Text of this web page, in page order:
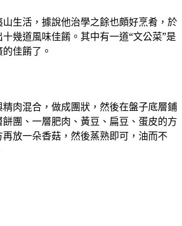
生活，據說他治學之餘也頗好烹肴，於
幾道風味佳餚。 其中有一道“文公菜”是
佳餚了。
肉混合，做成團狀，然後在盤子底層鋪
團、一層肥肉、黃豆、扁豆、蛋皮的方
放一朵香菇，然後蒸熟即可，油而不